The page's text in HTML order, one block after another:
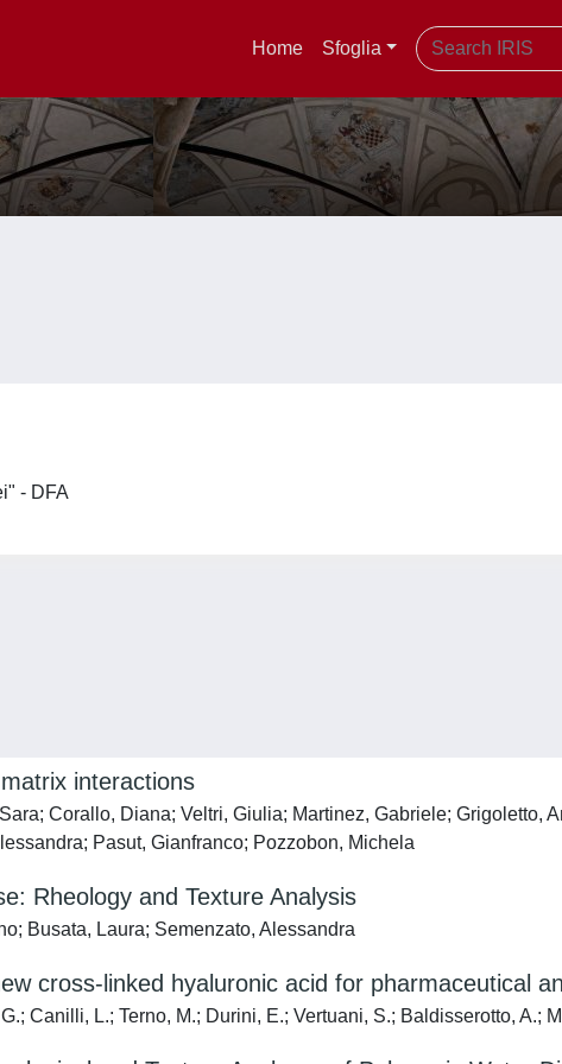
Home Sfoglia
- DFA
interactions
Corallo, Diana; Veltri, Giulia; Martinez, Gabriele; Grigoletto,
Pasut, Gianfranco; Pozzobon, Michela
Rheology and Texture Analysis
Busata, Laura; Semenzato, Alessandra
cross-linked hyaluronic acid for pharmaceutical
Canilli, L.; Terno, M.; Durini, E.; Vertuani, S.; Baldisserotto, A.;